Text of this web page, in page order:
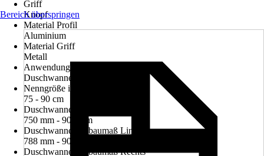
Griff
Knopf
Material Profil
Aluminium
Material Griff
Metall
Anwendungsbereich
Duschwanne
Nenngröße in cm
75 - 90 cm
Duschwanneneinbaumaß
750 mm - 900 mm
Duschwanneneinbaumaß Links
788 mm - 905 mm
Duschwanneneinbaumaß Rechts
Bereich überspringen